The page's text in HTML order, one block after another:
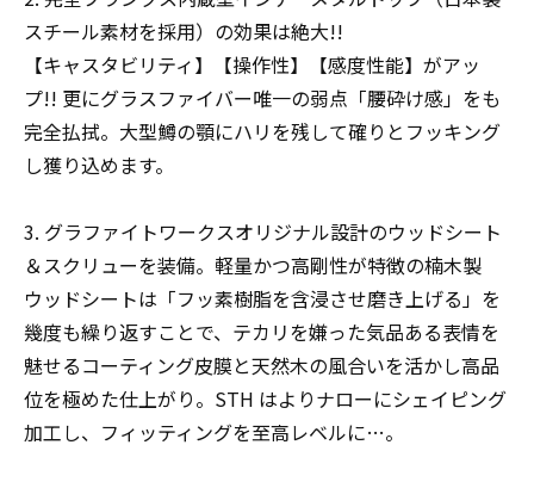
スチール素材を採用）の効果は絶大!!
【キャスタビリティ】【操作性】【感度性能】がアッ
プ!! 更にグラスファイバー唯一の弱点「腰砕け感」をも
完全払拭。大型鱒の顎にハリを残して確りとフッキング
し獲り込めます。
3. グラファイトワークスオリジナル設計のウッドシート
＆スクリューを装備。軽量かつ高剛性が特徴の楠木製
ウッドシートは「フッ素樹脂を含浸させ磨き上げる」を
幾度も繰り返すことで、テカリを嫌った気品ある表情を
魅せるコーティング皮膜と天然木の風合いを活かし高品
位を極めた仕上がり。STH はよりナローにシェイピング
加工し、フィッティングを至高レベルに…。